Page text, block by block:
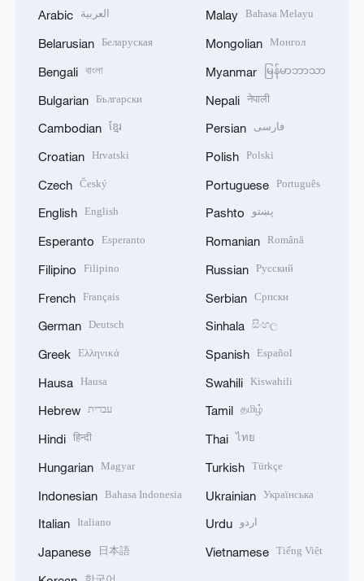
Arabic العربية
Belarusian Беларуская
Bengali বাংলা
Bulgarian Български
Cambodian ខ្មែរ
Croatian Hrvatski
Czech Český
English English
Esperanto Esperanto
Filipino Filipino
French Français
German Deutsch
Greek Ελληνικά
Hausa Hausa
Hebrew עברית
Hindi हिन्दी
Hungarian Magyar
Indonesian Bahasa Indonesia
Italian Italiano
Japanese 日本語
Malay Bahasa Melayu
Mongolian Монгол
Myanmar မြန်မာဘာသာ
Nepali नेपाली
Persian فارسی
Polish Polski
Portuguese Português
Pashto پښتو
Romanian Română
Russian Русский
Serbian Српски
Sinhala සිංහල
Spanish Español
Swahili Kiswahili
Tamil தமிழ்
Thai ไทย
Turkish Türkçe
Ukrainian Українська
Urdu اردو
Vietnamese Tiếng Việt